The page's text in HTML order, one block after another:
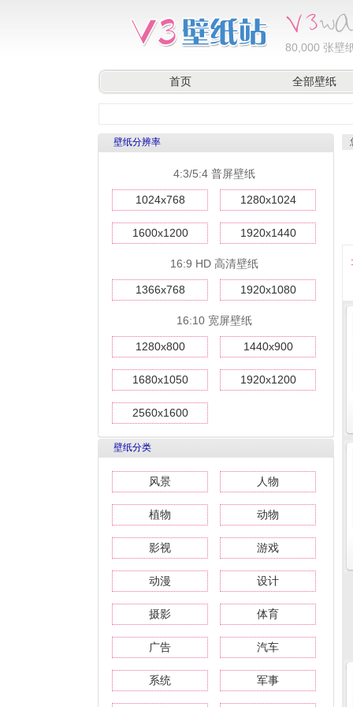
80,000 张壁
首页 全部壁纸
壁纸分辨率
4:3/5:4 普屏壁纸
1024x768 1280x1024
1600x1200 1920x1440
16:9 HD 高清壁纸
1366x768 1920x1080
16:10 宽屏壁纸
1280x800 1440x900
1680x1050 1920x1200
2560x1600
壁纸分类
风景 人物
植物 动物
影视 游戏
动漫 设计
摄影 体育
广告 汽车
系统 军事